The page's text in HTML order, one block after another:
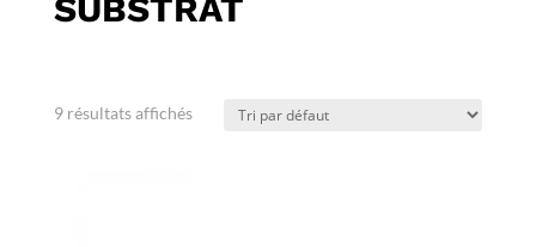
SUBSTRAT
9 résultats affichés